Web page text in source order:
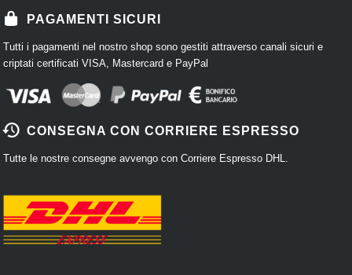
PAGAMENTI SICURI
Tutti i pagamenti nel nostro shop sono gestiti attraverso canali sicuri e
criptati certificati VISA, Mastercard e PayPal
CONSEGNA CON CORRIERE ESPRESSO
Tutte le nostre consegne avvengo con Corriere Espresso DHL.